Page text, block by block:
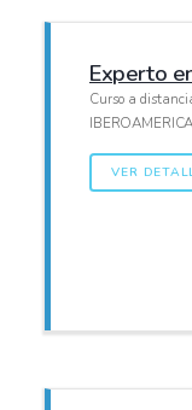
Experto
Curso a
VER